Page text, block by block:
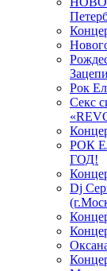
Рок
Секс
РОК
ГОД!
Dj